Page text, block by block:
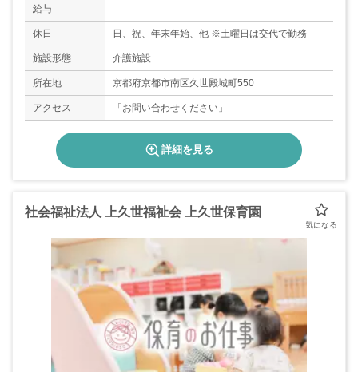
給与
休日 日、祝、年末年始、他 ※土曜日は交代で勤務
施設形態 介護施設
所在地 京都府京都市南区久世殿城町550
アクセス 「お問い合わせください」
詳細を見る
社会福祉法人 上久世福祉会 上久世保育園